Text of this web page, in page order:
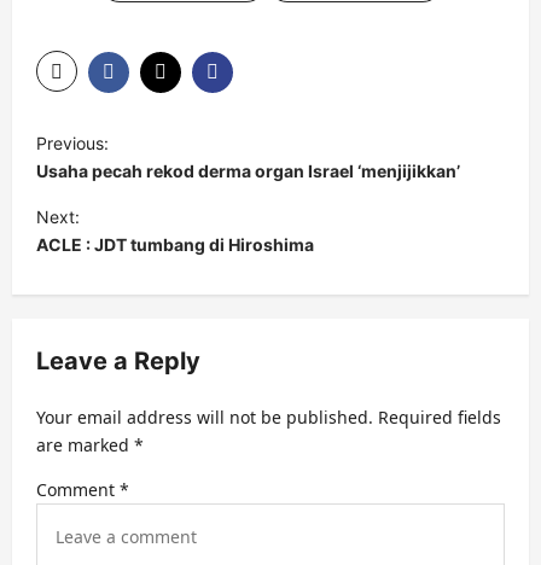
o
s
t
v
g
t
Previous:
Usaha pecah rekod derma organ Israel ‘menjijikkan’
Next:
ACLE : JDT tumbang di Hiroshima
Leave a Reply
Your email address will not be published. Required fields
are marked *
Comment *